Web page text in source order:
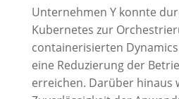
Unternehmen Y konnte
Kubernetes zur
containerisierten
eine Reduzierung der
erreichen. Darüber hinaus